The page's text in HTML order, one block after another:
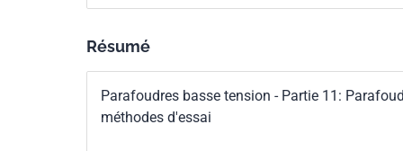
Codes ICS 29.240.10Sous-
Résumé
Parafoudres basse tension - Partie 11:
méthodes d'essai